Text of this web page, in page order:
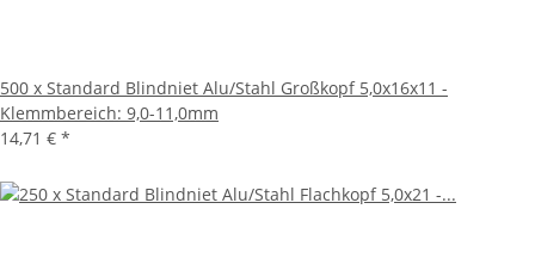
500 x Standard Blindniet Alu/Stahl Großkopf 5,0x16x11 -
Klemmbereich: 9,0-11,0mm
14,71 € *